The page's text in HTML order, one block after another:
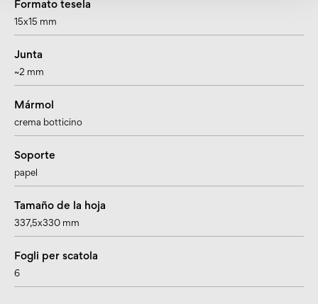
Formato tesela
15x15 mm
Junta
~2 mm
Mármol
crema botticino
Soporte
papel
Tamaño de la hoja
337,5x330 mm
Fogli per scatola
6